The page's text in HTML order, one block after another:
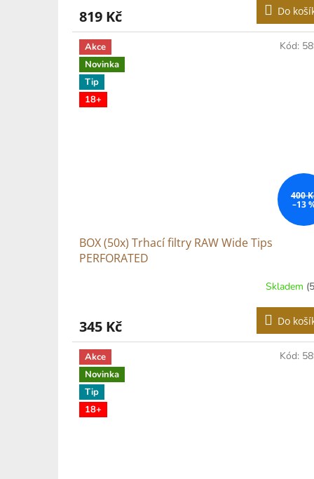
819 Kč Do
Akce
Novinka
Tip
18+
400
–13
BOX (50x) Trhací filtry RAW Wide Tips
PERFORATED
Skladem
345 Kč Do
Kód:
Akce
Novinka
Tip
18+
Kód: